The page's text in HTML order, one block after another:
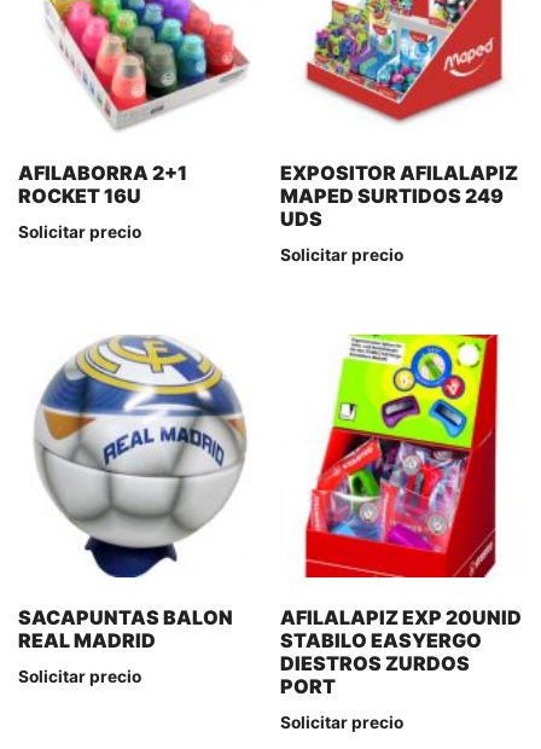
AFILABORRA 2+1
ROCKET 16U
Solicitar precio
EXPOSITOR AFILALAPIZ
MAPED SURTIDOS 249
UDS
Solicitar precio
SACAPUNTAS BALON
REAL MADRID
Solicitar precio
AFILALAPIZ EXP 20UNID
STABILO EASYERGO
DIESTROS ZURDOS
PORT
Solicitar precio